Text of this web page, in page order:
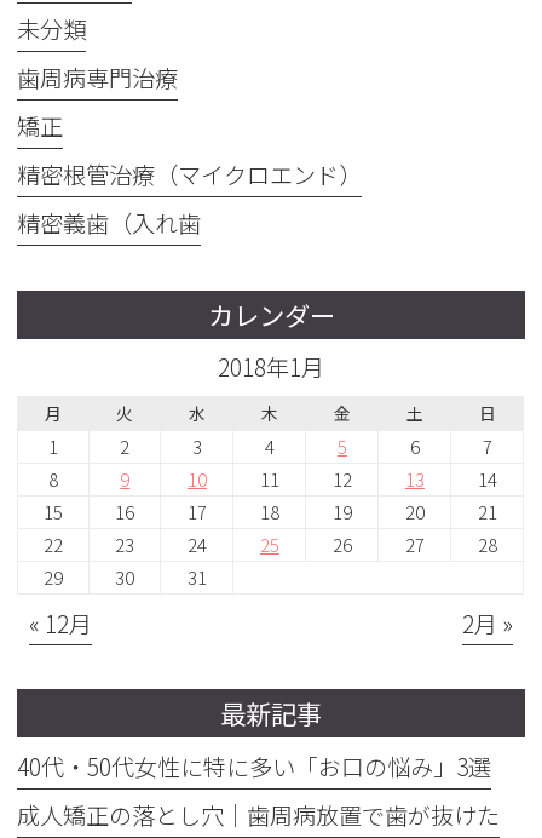
未分類
歯周病専門治療
矯正
精密根管治療（マイクロエンド）
精密義歯（入れ歯
カレンダー
2018年1月
月 火 水 木 金 土 日
1 2 3 4 5 6
7
8
9 10 11 12 13
14
15
16 17 18 19 20
21
22
23 24 25 26 27
28
29
30 31
« 12月 2月 »
最新記事
40代・50代女性に特に多い「お口の悩み」3選
成人矯正の落とし穴｜歯周病放置で歯が抜けた